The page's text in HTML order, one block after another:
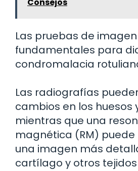
Las pruebas de
fundamentales para
condromalacia
Las radiografías
cambios en los huesos
mientras que una
magnética (RM)
una imagen más
cartílago y otros